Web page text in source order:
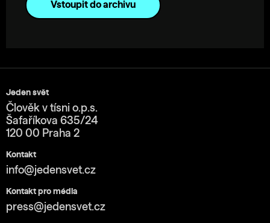
Vstoupit do archivu
Jeden svět
Člověk v tísni o.p.s.
Šafaříkova 635/24
120 00 Praha 2
Kontakt
info@jedensvet.cz
Kontakt pro média
press@jedensvet.cz